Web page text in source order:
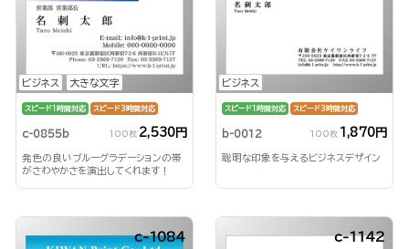
ビジネス 大きな文字
スピード1時間対応 スピード3時間対応
c-0855b 100枚 2,530円
発色の良いブルーグラデーションの帯
がさわやかさを演出してくれます！
ビジネス
スピード1時間対応 スピード3時間対応
b-0012 100枚 1,870円
聡明な印象を与えるビジネスデザイン
c-1084 c-1142